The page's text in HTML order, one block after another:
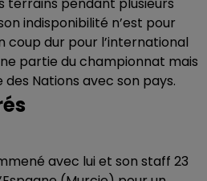
terrains pendant plusieurs
indisponibilité n’est pour
coup dur pour l’international
partie du championnat mais
des Nations avec son pays.
avec lui et son staff 23